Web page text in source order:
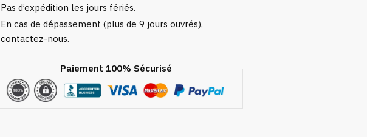
Pas d’expédition les jours fériés.
En cas de dépassement (plus de 9 jours ouvrés),
contactez-nous.
Paiement 100% Sécurisé